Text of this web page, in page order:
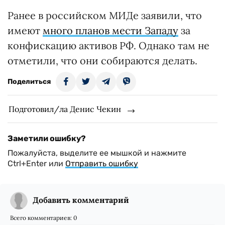
Ранее в российском МИДе заявили, что
имеют много планов мести Западу за
конфискацию активов РФ. Однако там не
отметили, что они собираются делать.
Поделиться
Подготовил/ла Денис Чекин
Заметили ошибку?
Пожалуйста, выделите ее мышкой и нажмите
Ctrl+Enter или Отправить ошибку
Добавить комментарий
Всего комментариев: 0